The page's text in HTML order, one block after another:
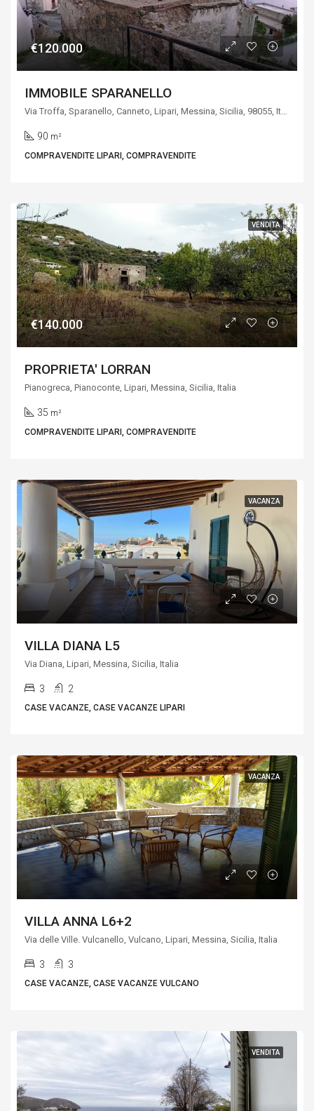
€120.000
IMMOBILE SPARANELLO
Via Troffa, Sparanello, Canneto, Lipari, Messina, Sicilia, 98055, Italia
90 m²
COMPRAVENDITE LIPARI, COMPRAVENDITE
VENDITA
€140.000
PROPRIETA' LORRAN
Pianogreca, Pianoconte, Lipari, Messina, Sicilia, Italia
35 m²
COMPRAVENDITE LIPARI, COMPRAVENDITE
VACANZA
VILLA DIANA L5
Via Diana, Lipari, Messina, Sicilia, Italia
3 2
CASE VACANZE, CASE VACANZE LIPARI
VACANZA
VILLA ANNA L6+2
Via delle Ville. Vulcanello, Vulcano, Lipari, Messina, Sicilia, Italia
3 3
CASE VACANZE, CASE VACANZE VULCANO
VENDITA